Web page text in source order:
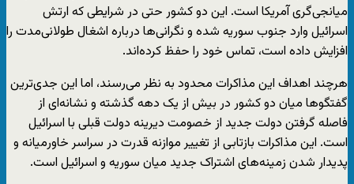
میانجی‌گری آمریکا است. این دو کشور حتی در شرایطی که ارتش
اسرائیل وارد جنوب سوریه شده و نگرانی‌ها درباره اشغال طولانی‌مدت را
افزایش داده است، تماس خود را حفظ کرده‌اند.
هرچند اهداف این مذاکرات محدود به نظر می‌رسند، اما این جدی‌ترین
گفتگوها میان دو کشور در بیش از یک دهه گذشته و نشانه‌ای از
فاصله گرفتن دولت جدید از خصومت دیرینه دولت قبلی با اسرائیل
است. این مذاکرات بازتابی از تغییر موازنه قدرت در سراسر خاورمیانه و
پدیدار شدن زمینه‌های اشتراک جدید میان سوریه و اسرائیل است.